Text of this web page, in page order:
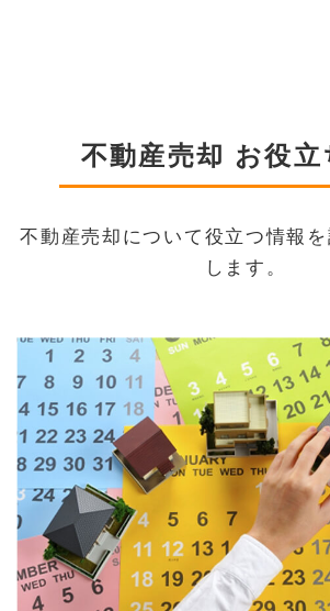
不動産売却 お役立
不動産売却について役立つ情報
します。